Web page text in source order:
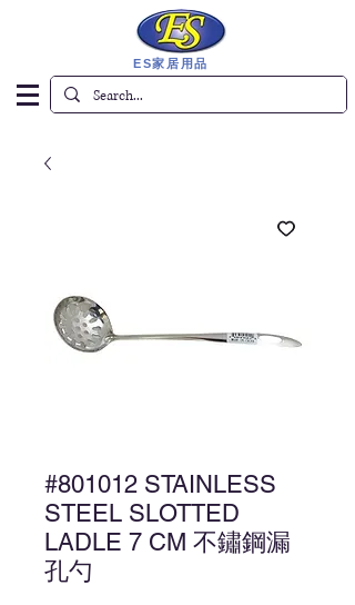
ES家居用品
#801012 STAINLESS
STEEL SLOTTED
LADLE 7 CM 不鏽鋼漏
孔勺